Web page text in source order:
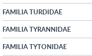
FAMILIA TURDIDAE
FAMILIA TYRANNIDAE
FAMILIA TYTONIDAE